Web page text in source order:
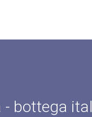
- bottega